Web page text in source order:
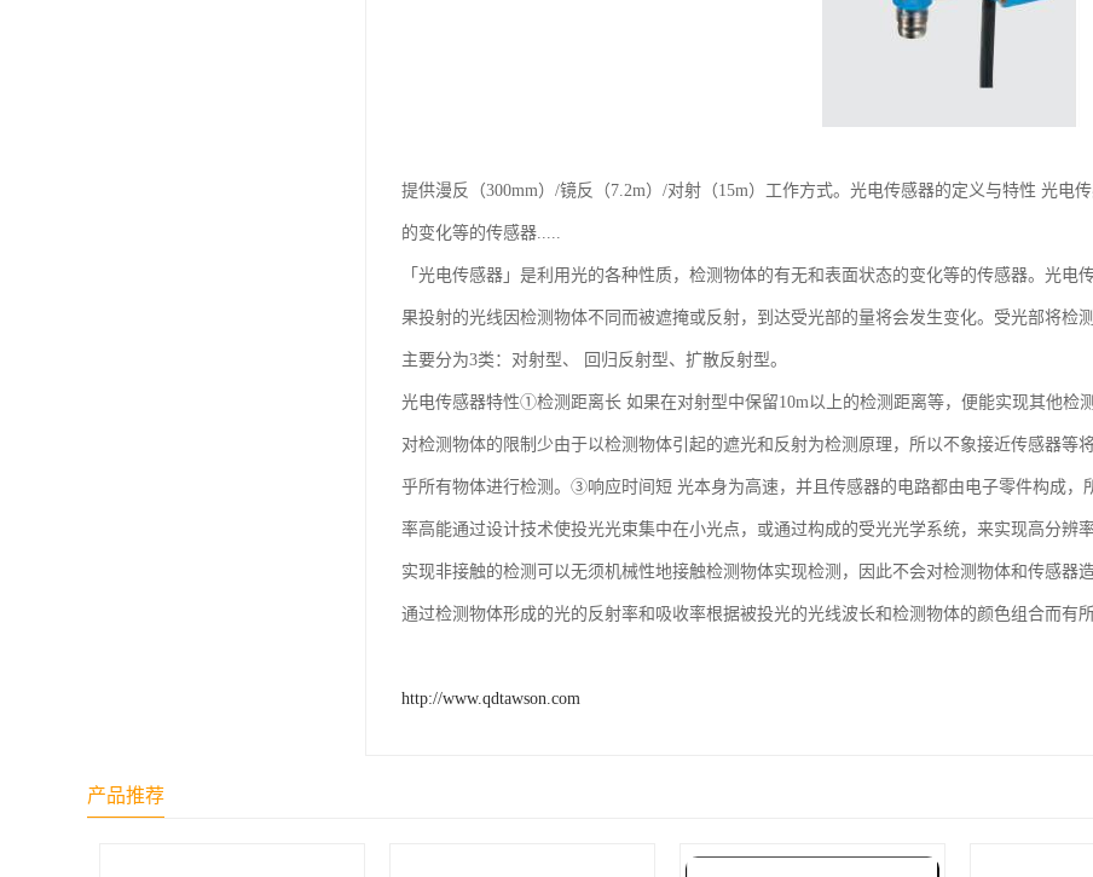
提供漫反（300mm）/镜反（7.2m）/对射（15m）工作方式。光电传感器的定义与特性 光电
的变化等的传感器.....
「光电传感器」是利用光的各种性质，检测物体的有无和表面状态的变化等的传感器。光
果投射的光线因检测物体不同而被遮掩或反射，到达受光部的量将会发生变化。受光部将检
主要分为3类：对射型、 回归反射型、扩散反射型。
光电传感器特性①检测距离长 如果在对射型中保留10m以上的检测距离等，便能实现其他
对检测物体的限制少由于以检测物体引起的遮光和反射为检测原理，所以不象接近传感器等
乎所有物体进行检测。③响应时间短 光本身为高速，并且传感器的电路都由电子零件构成
率高能通过设计技术使投光光束集中在小光点，或通过构成的受光光学系统，来实现高分
实现非接触的检测可以无须机械性地接触检测物体实现检测，因此不会对检测物体和传感
通过检测物体形成的光的反射率和吸收率根据被投光的光线波长和检测物体的颜色组合而有
http://www.qdtawson.com
产品推荐